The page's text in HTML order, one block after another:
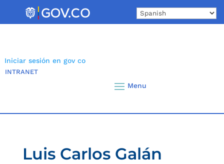
Iniciar sesión en gov co
INTRANET
Luis Carlos Galán